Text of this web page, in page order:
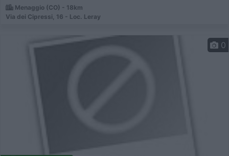
Menaggio (CO) - 18km
Via dei Cipressi, 16 - Loc. Leray
0